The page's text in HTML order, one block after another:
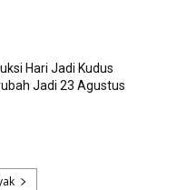
Hari Jadi Kudus
Jadi 23 Agustus